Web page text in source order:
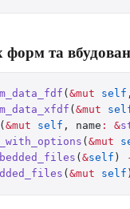
форм та
( &mut self
( &mut
( &mut self , name : &
( &mut
( &self )
( &mut self )